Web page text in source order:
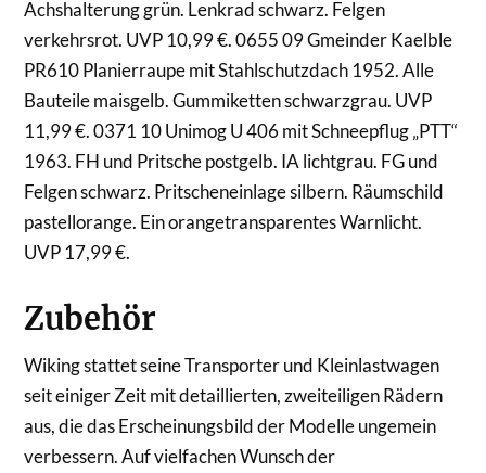
Achshalterung grün. Lenkrad schwarz. Felgen
verkehrsrot. UVP 10,99 €. 0655 09 Gmeinder Kaelble
PR610 Planierraupe mit Stahlschutzdach 1952. Alle
Bauteile maisgelb. Gummiketten schwarzgrau. UVP
11,99 €. 0371 10 Unimog U 406 mit Schneepflug „PTT“
1963. FH und Pritsche postgelb. IA lichtgrau. FG und
Felgen schwarz. Pritscheneinlage silbern. Räumschild
pastellorange. Ein orangetransparentes Warnlicht.
UVP 17,99 €.
Zubehör
Wiking stattet seine Transporter und Kleinlastwagen
seit einiger Zeit mit detaillierten, zweiteiligen Rädern
aus, die das Erscheinungsbild der Modelle ungemein
verbessern. Auf vielfachen Wunsch der